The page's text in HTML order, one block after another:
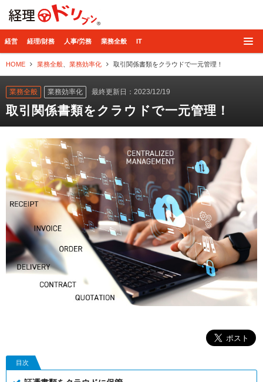
経営 経理/財務 人事/労務 業務全般 IT
HOME 業務全般 業務効率化 取引関係書類をクラウドで一元管理！
業務全般 業務効率化 最終更新日：2023/12/19
取引関係書類をクラウドで一元管理！
目次